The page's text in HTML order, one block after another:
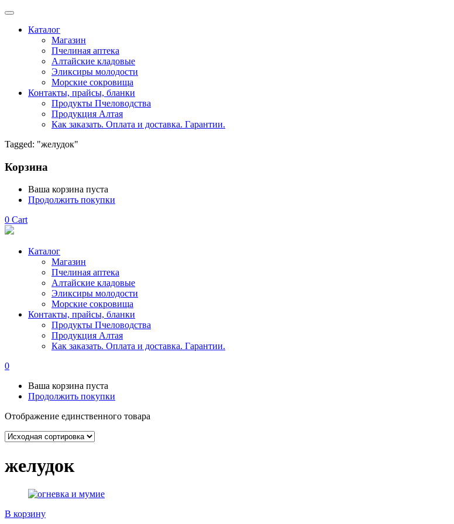
Каталог
Магазин
Пчелиная аптека
Алтайские кладовые
Эликсиры молодости
Морские сокровища
Контакты, прайсы, бланки
Продукты Пчеловодства
Продукция Алтая
Как заказать. Оплата и доставка. Гарантии.
Tagged: "желудок"
Корзина
Ваша корзина пуста
Продолжить покупки
0 Cart
Каталог
Магазин
Пчелиная аптека
Алтайские кладовые
Эликсиры молодости
Морские сокровища
Контакты, прайсы, бланки
Продукты Пчеловодства
Продукция Алтая
Как заказать. Оплата и доставка. Гарантии.
0
Ваша корзина пуста
Продолжить покупки
Отображение единственного товара
желудок
В корзину